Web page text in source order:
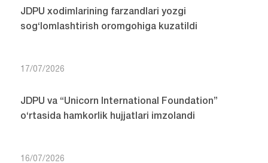
JDPU xodimlarining farzandlari yozgi
sog‘lomlashtirish oromgohiga kuzatildi
17/07/2026
JDPU va “Unicorn International Foundation”
o‘rtasida hamkorlik hujjatlari imzolandi
16/07/2026